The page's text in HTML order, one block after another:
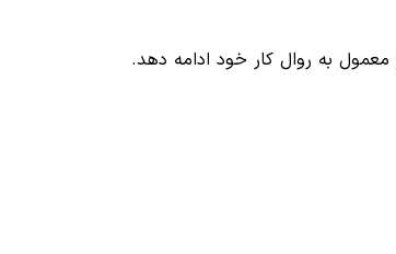
معمول به روال کار خود ادامه دهد.